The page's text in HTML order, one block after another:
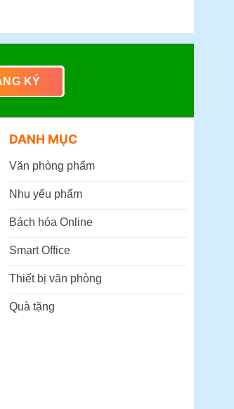
DANH MỤC
Văn phòng phẩm
Nhu yếu phẩm
Bách hóa Online
Smart Office
Thiết bị văn phòng
Quà tặng